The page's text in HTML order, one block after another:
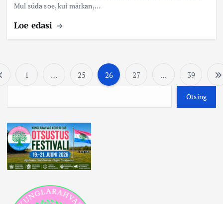
Mul süda soe, kui märkan,…
Loe edasi
P
o
1 … 25 26 27 … 39
i
Otsing